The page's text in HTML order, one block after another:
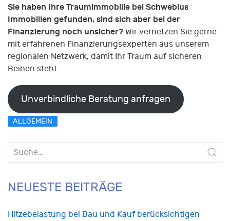
Sie haben Ihre Traumimmobilie bei Schwebius
Immobilien gefunden, sind sich aber bei der
Finanzierung noch unsicher? Wir vernetzen Sie gerne
mit erfahrenen Finanzierungsexperten aus unserem
regionalen Netzwerk, damit Ihr Traum auf sicheren
Beinen steht.
Unverbindliche Beratung anfragen
ALLGEMEIN
Suche
nach:
NEUESTE BEITRÄGE
Hitzebelastung bei Bau und Kauf berücksichtigen